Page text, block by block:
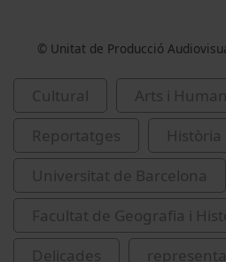
© Unitat de Producció
Cultural
Arts i
Reportatges
Història
Universitat de Barcelona
Facultat de Geografia i
Delicades